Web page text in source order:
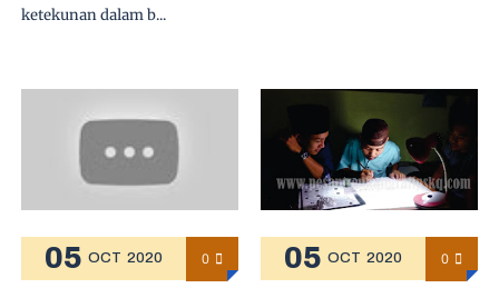
ketekunan dalam b...
05 OCT 2020 0 05 OCT 2020 0